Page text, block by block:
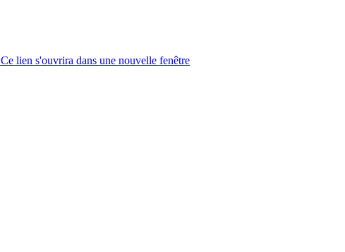
Ce lien s'ouvrira dans une nouvelle fenêtre